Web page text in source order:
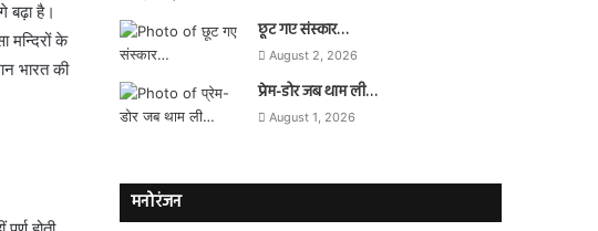
बढ़ा है।
मन्दिरों के
भारत की
छूट गए संस्कार…
August 2, 2026
प्रेम-डोर जब थाम ली…
August 1, 2026
मनोरंजन